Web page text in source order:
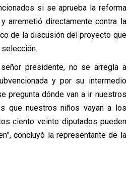
si se aprueba la reforma
arremetió directamente contra la
de la discusión del proyecto que
señor presidente, no se arregla a
y por su intermedio
pregunta dónde van a ir nuestros
que nuestros niños vayan a los
ciento veinte diputados pueden
concluyó la representante de la